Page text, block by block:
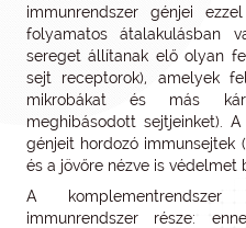
immunrendszer génjei
folyamatos átalakulásban
sereget állítanak elő olyan
sejt receptorok), amelyek
mikrobákat és más
meghibásodott sejtjeinket).
génjeit hordozó immunsejtek
és a jövőre nézve is védelmet
A
immunrendszer része: